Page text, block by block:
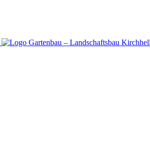
Gartenbau – Landschaftsbau